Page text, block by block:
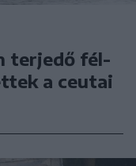
terjedő fél-
a ceutai